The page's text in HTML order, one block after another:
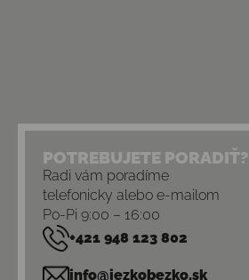
POTREBUJETE PORADIŤ?
Radi vám poradíme
telefonicky alebo e-mailom
Po-Pi 9:00 – 16:00
+421 948 123 802
info@jezkobezko.sk